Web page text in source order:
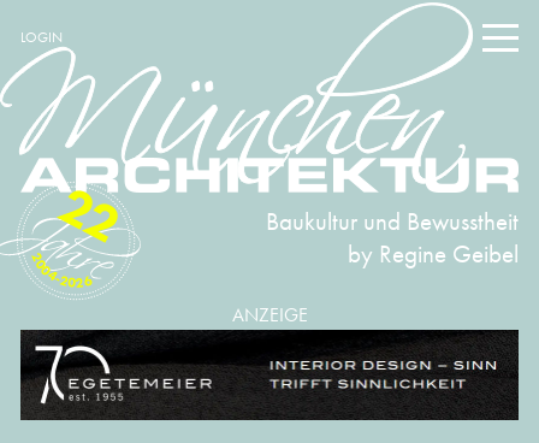
LOGIN
Baukultur und Bewusstheit
by Regine Geibel
2004-2026
22
ANZEIGE